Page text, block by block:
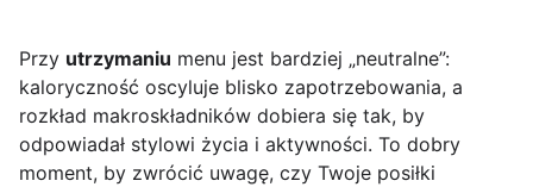
Przy utrzymaniu menu jest bardziej „neutralne”:
kaloryczność oscyluje blisko zapotrzebowania, a
rozkład makroskładników dobiera się tak, by
odpowiadał stylowi życia i aktywności. To dobry
moment, by zwrócić uwagę, czy Twoje posiłki